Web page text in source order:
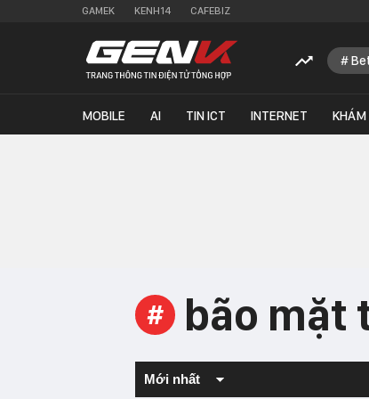
GAMEK KENH14 CAFEBIZ
MOBILE AI TIN ICT INTERNET KHÁM
# bão mặt
Mới nhất